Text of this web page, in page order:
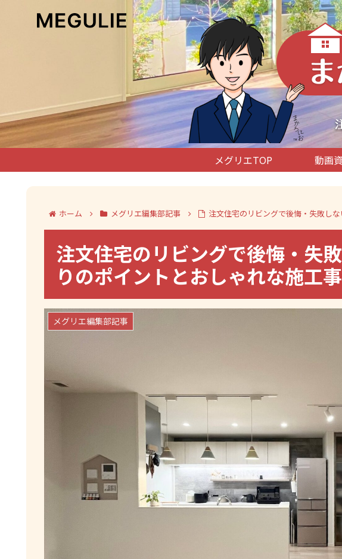
メグリエTOP 動画
ホーム メグリエ編集部記事 注文住宅のリビングで後悔・失敗し
注文住宅のリビングで後悔・失
りのポイントとおしゃれな施工
メグリエ編集部記事